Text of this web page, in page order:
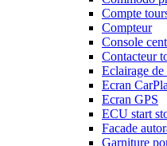
Compte
Compteur
Console
Contacteur
Eclairage
Ecran
Ecran GPS
ECU start
Facade
Garniture